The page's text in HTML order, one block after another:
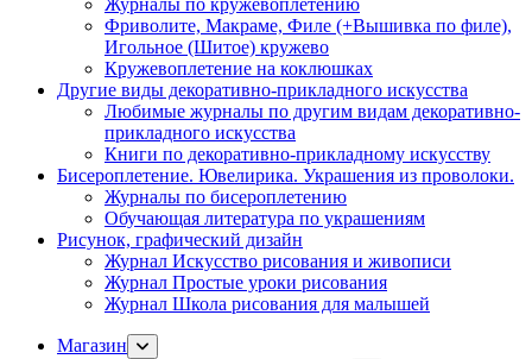
Журналы по кружевоплетению
Фриволите, Макраме, Филе (+Вышивка по филе),
Игольное (Шитое) кружево
Кружевоплетение на коклюшках
Другие виды декоративно-прикладного искусства
Любимые журналы по другим видам декоративно-
прикладного искусства
Книги по декоративно-прикладному искусству
Бисероплетение. Ювелирика. Украшения из проволоки.
Журналы по бисероплетению
Обучающая литература по украшениям
Рисунок, графический дизайн
Журнал Искусство рисования и живописи
Журнал Простые уроки рисования
Журнал Школа рисования для малышей
Магазин